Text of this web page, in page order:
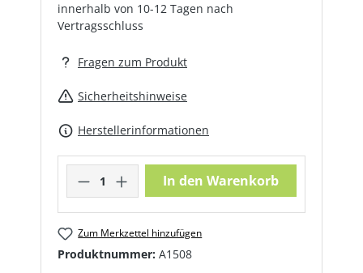
innerhalb von 10-12 Tagen nach
Vertragsschluss
Fragen zum Produkt
Sicherheitshinweise
Herstellerinformationen
Produkt Anzahl: Gib den
In den Warenkorb
Zum Merkzettel hinzufügen
Produktnummer: A1508